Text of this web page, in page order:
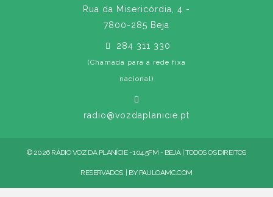
Rua da Misericórdia, 4 -
7800-285 Beja
284 311 330
(Chamada para a rede fixa
nacional)
radio@vozdaplanicie.pt
© 2026 RÁDIO VOZ DA PLANÍCIE - 104.5FM - BEJA | TODOS OS DIREITOS
RESERVADOS. | BY PAULOAMC.COM